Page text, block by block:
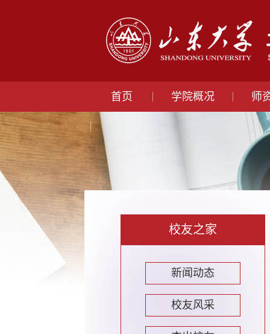
首页 学院概况 师
校友之家
新闻动态
校友风采